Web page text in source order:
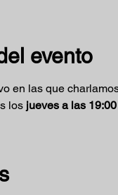
evento
en las que
los jueves a las 19:00